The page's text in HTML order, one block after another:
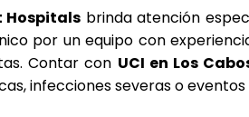
Hospitals brinda atención
por un equipo con
Contar con UCI en Los
infecciones severas o eventos